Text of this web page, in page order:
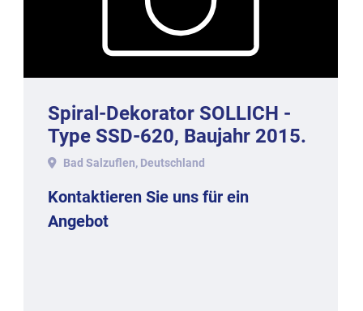
Spiral-Dekorator SOLLICH -
Type SSD-620, Baujahr 2015.
Bad Salzuflen, Deutschland
Kontaktieren Sie uns für ein
Angebot